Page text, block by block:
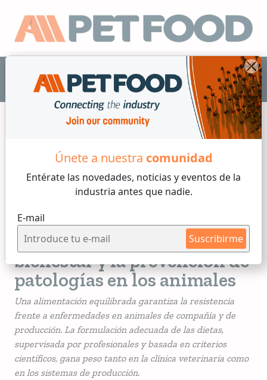
Únete a nuestra comunidad
Entérate las novedades, noticias y eventos de la
industria antes que nadie.
E-mail
Suscribirme
ES
Nutrición
6 min de lectura
Lunes, 22 de Junio, 2026
La nutrición, pilar en el
bienestar y la prevención de
patologías en los animales
Una alimentación equilibrada garantiza la resistencia
frente a enfermedades en animales de compañía y de
producción. La formulación adecuada de las dietas,
supervisada por profesionales y basada en criterios
científicos, gana peso tanto en la clínica veterinaria como
en los sistemas de producción.